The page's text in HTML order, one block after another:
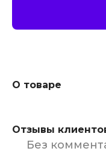
О товаре
Отзывы
Без